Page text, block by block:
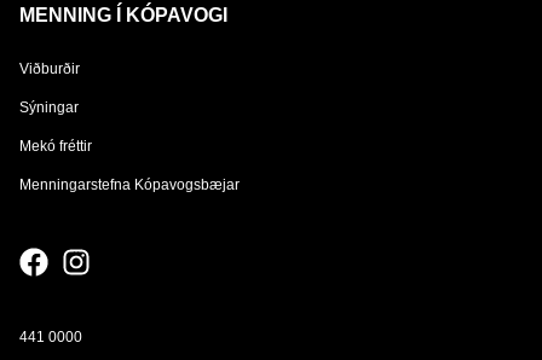
MENNING Í KÓPAVOGI
Viðburðir
Sýningar
Mekó fréttir
Menningarstefna Kópavogsbæjar
441 0000